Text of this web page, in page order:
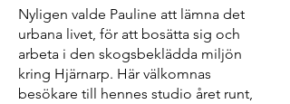
Nyligen valde Pauline att lämna det
urbana livet, för att bosätta sig och
arbeta i den skogsbeklädda miljön
kring Hjärnarp. Här välkomnas
besökare till hennes studio året runt,